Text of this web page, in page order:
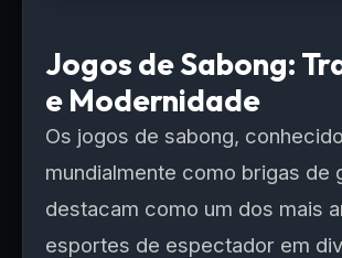
Jogos de Sabong:
e Modernidade
Os jogos de sabong,
mundialmente como brigas de
destacam como um dos mais
esportes de espectador em